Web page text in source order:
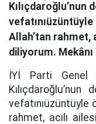
Kılıçdaroğlu’nun
Allah’tan rahmet,
diliyorum.
İYİ Parti Genel
Kılıçdaroğlu’nun
vefatınıüzüntüyle
rahmet, acılı